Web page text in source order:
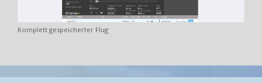
Komplett gespeicherter Flug